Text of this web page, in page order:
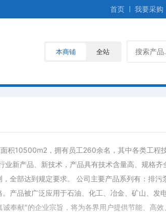
首页 我要采购
本商铺 全站
积10500m2，拥有员工260余名，其中各类工程
新产品、新技术，产品具有技术含量高、规格
部达到规定要求。 公司主要产品系列有：排污
产品被广泛应用于石油、化工、冶金、矿山、发
奉献"的企业宗旨，将为各界用户提供节能、高